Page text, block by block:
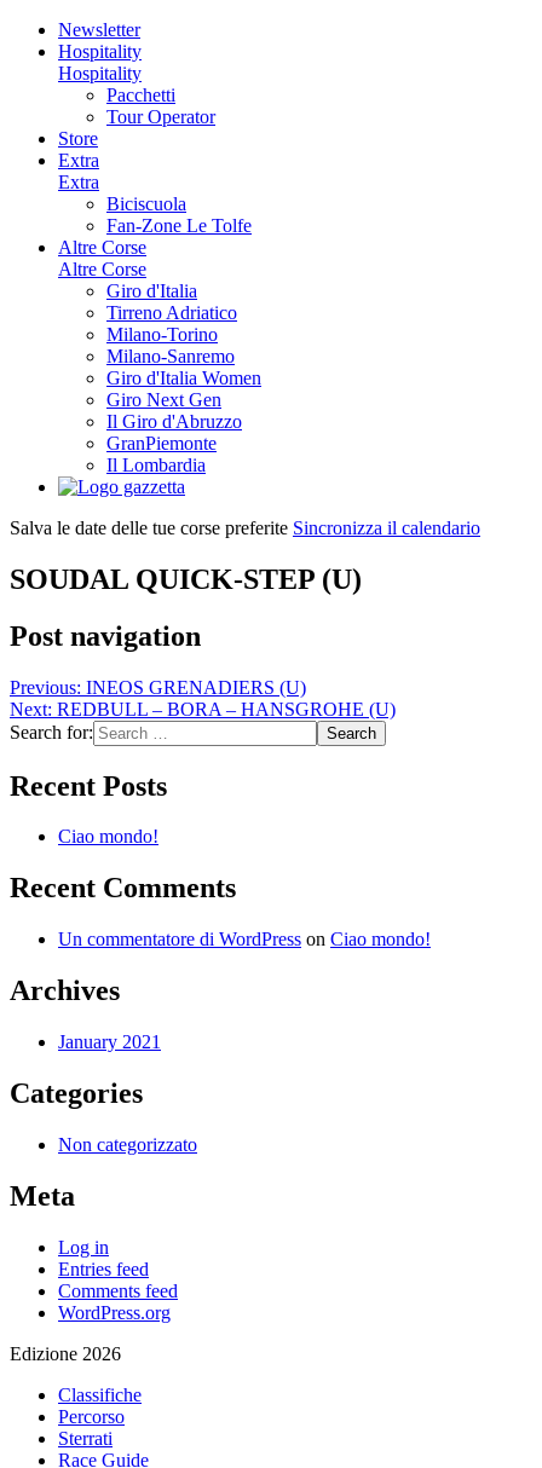
Newsletter
Hospitality
Hospitality
Pacchetti
Tour Operator
Store
Extra
Extra
Biciscuola
Fan-Zone Le Tolfe
Altre Corse
Altre Corse
Giro d'Italia
Tirreno Adriatico
Milano-Torino
Milano-Sanremo
Giro d'Italia Women
Giro Next Gen
Il Giro d'Abruzzo
GranPiemonte
Il Lombardia
Salva le date delle tue corse preferite Sincronizza il calendario
SOUDAL QUICK-STEP (U)
Post navigation
Previous: INEOS GRENADIERS (U)
Next: REDBULL – BORA – HANSGROHE (U)
Search for:
Recent Posts
Ciao mondo!
Recent Comments
Un commentatore di WordPress on Ciao mondo!
Archives
January 2021
Categories
Non categorizzato
Meta
Log in
Entries feed
Comments feed
WordPress.org
Edizione 2026
Classifiche
Percorso
Sterrati
Race Guide